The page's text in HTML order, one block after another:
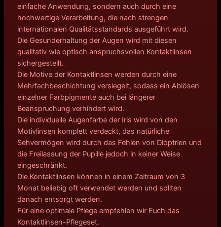
einfache Anwendung, sondern auch durch eine
hochwertige Verarbeitung, die nach strengen
internationalen Qualitätsstandards ausgeführt wird.
Die Gesunderhaltung der Augen wird mit diesen
qualitativ wie optisch anspruchsvollen Kontaktlinsen
sichergestellt.
Die Motive der Kontaktlinsen werden durch eine
Mehrfachbeschichtung versiegelt, sodass ein Ablösen
einzelner Farbpigmente auch bei längerer
Beanspruchung verhindert wird.
Die individuelle Augenfarbe der Iris wird von den
Motivlinsen komplett verdeckt, das natürliche
Sehvermögen wird durch das Fehlen von Dioptrien und
die Freilassung der Pupille jedoch in keiner Weise
eingeschränkt.
Die Kontaktlinsen können in einem Zeitraum von 3
Monat beliebig oft verwendet werden und sollten
danach entsorgt werden.
Für eine optimale Pflege empfehlen wir Euch das
Kontaktlinsen-Pflegeset.